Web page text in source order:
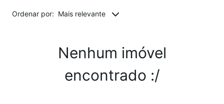
Ordenar por: Mais relevante
Nenhum imóvel
encontrado :/